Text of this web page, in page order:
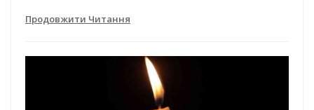
Продовжити Читання